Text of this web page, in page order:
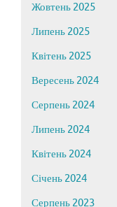
Жовтень 2025
Липень 2025
Квітень 2025
Вересень 2024
Серпень 2024
Липень 2024
Квітень 2024
Січень 2024
Серпень 2023